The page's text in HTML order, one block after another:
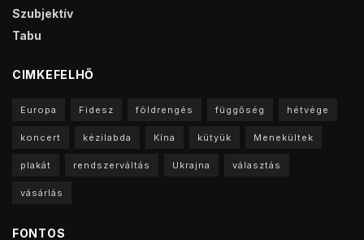
Szubjektív
Tabu
CIMKEFELHŐ
Europa Fidesz földrengés függőség hétvége
koncert kézilabda Kína kütyük Menekültek
plakát rendszerváltás Ukrajna választás
vásárlás
FONTOS